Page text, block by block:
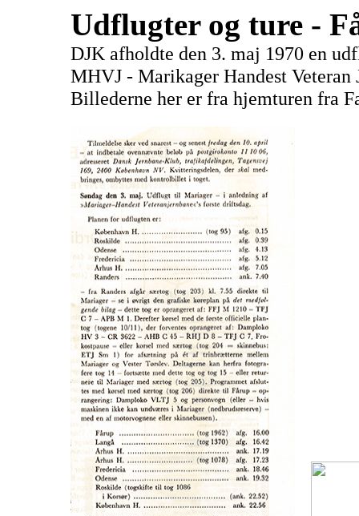
Udflugter og ture -
DJK afholdte den 3. maj 1970 en
MHVJ - Marikager Handest Veteran
Billederne her er fra hjemturen fra